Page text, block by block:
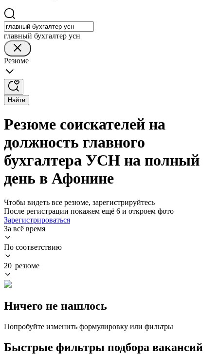
главный бухгалтер усн
Резюме
Найти
Резюме соискателей на
должность главного
бухгалтера УСН на полный
день в Афонине
Чтобы видеть все резюме, зарегистрируйтесь
После регистрации покажем ещё 6 и откроем фото
Зарегистрироваться
За всё время
По соответствию
20 резюме
Ничего не нашлось
Попробуйте изменить формулировку или фильтры
Быстрые фильтры подбора вакансий